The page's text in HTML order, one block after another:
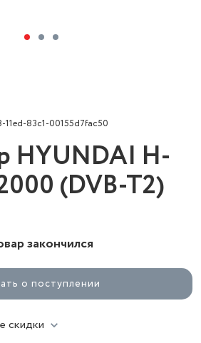
83c1-00155d7fac50
HYUNDAI H-
(DVB-T2)
закончился
о поступлении
скидки